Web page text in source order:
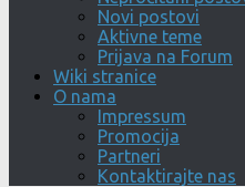
Novi postovi
Aktivne teme
Prijava na Forum
Wiki stranice
O nama
Impressum
Promocija
Partneri
Kontaktirajte nas